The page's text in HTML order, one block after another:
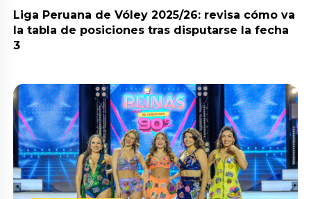
Liga Peruana de Vóley 2025/26: revisa cómo va
la tabla de posiciones tras disputarse la fecha
3